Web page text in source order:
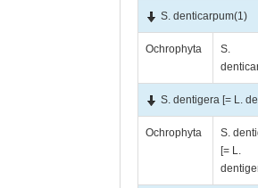
S. denticarpum(1)
Ochrophyta
S.
S. dentigera [= L.
Ochrophyta
S.
[= L.